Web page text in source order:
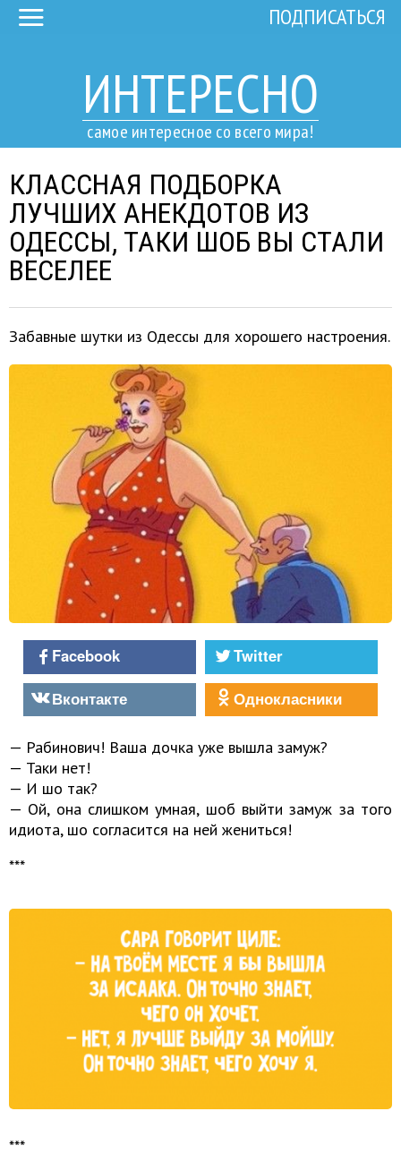
ИНТЕРЕСНО
самое интересное со всего мира!
ПОДПИСАТЬСЯ
КЛАССНАЯ ПОДБОРКА
ЛУЧШИХ АНЕКДОТОВ ИЗ
ОДЕССЫ, ТАКИ ШОБ ВЫ СТАЛИ
ВЕСЕЛЕЕ
Забавные шутки из Одессы для хорошего настроения.
Facebook
Twitter
Вконтакте
Однокласники
— Рабинович! Ваша дочка уже вышла замуж?
— Таки нет!
— И шо так?
— Ой, она слишком умная, шоб выйти замуж за того
идиота, шо согласится на ней жениться!
***
***